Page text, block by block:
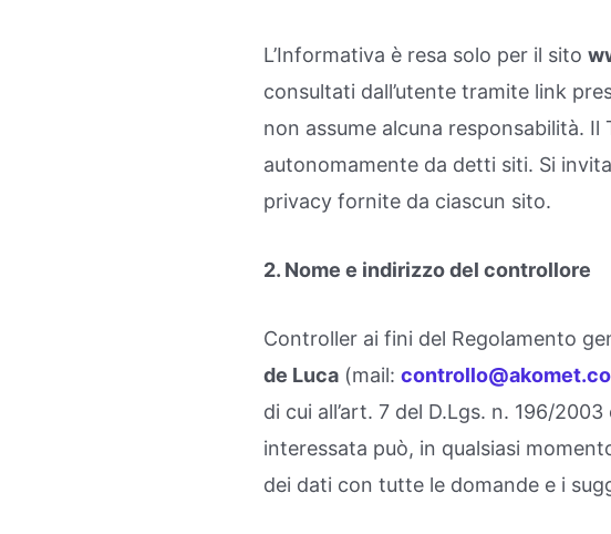
L’Informativa è resa solo per il sito
consultati dall’utente tramite link
non assume alcuna responsabilità.
autonomamente da detti siti. Si
privacy fornite da ciascun sito.
2. Nome e indirizzo del controllore
Controller ai fini del Regolamento
de Luca(mail:
di cui all’art. 7 del D.Lgs. n. 196/
interessata può, in qualsiasi
dei dati con tutte le domande e i